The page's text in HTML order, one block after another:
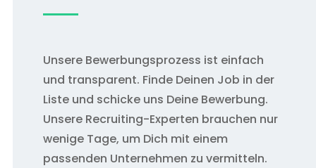
Unsere Bewerbungsprozess ist einfach
und transparent. Finde Deinen Job in der
Liste und schicke uns Deine Bewerbung.
Unsere Recruiting-Experten brauchen nur
wenige Tage, um Dich mit einem
passenden Unternehmen zu vermitteln.